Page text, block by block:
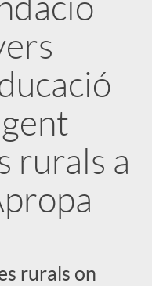
rurals a
rurals on